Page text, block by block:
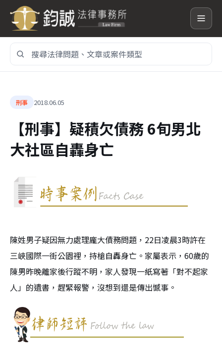
搜
尋
網
容刑事 2018.06.05
【刑事】疑積欠債務 6旬男北
大社區自轟身亡
陳姓男子疑因無力處理龐大債務問題，22日凌晨3時許在
三峽國際一街公園裡，持槍自轟身亡。家屬表示，60歲的
陳男昨晚離家後行蹤不明，家人發現一紙寫著「對不起家
人」的遺書，趕緊報警，沒想到還是傳出憾事。